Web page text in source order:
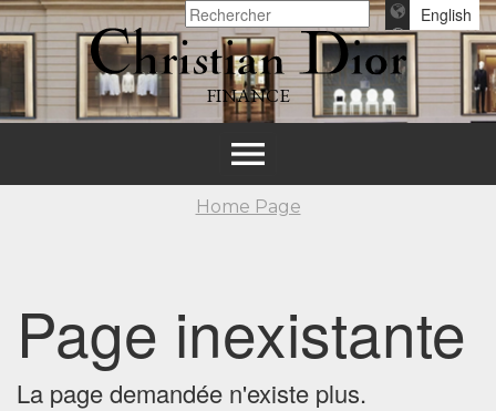
English
FINANCE
Toggle
Home Page
Page inexistante
La page demandée n'existe plus.